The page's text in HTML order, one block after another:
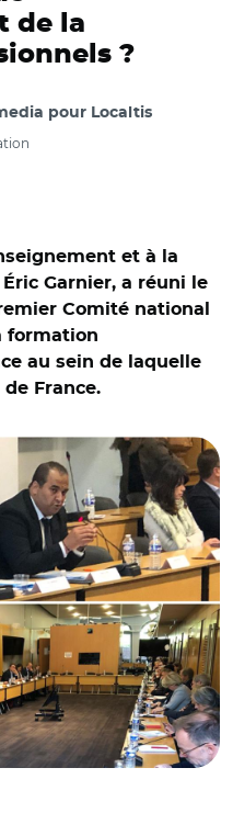
de la
?
pour Localtis
et à la
Garnier, a réuni le
Comité national
formation
au sein de laquelle
France.
Comité national de
professionnelle en